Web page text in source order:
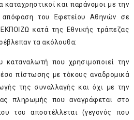
καταχρηστικοί και παράνομοι με την
απόφαση του Εφετείου Αθηνών σε
κατά της Εθνικής τράπεζας
τα ακόλουθα:
καταναλωτή που χρησιμοποιεί την
πίστωσης με τόκους αναδρομικά
της συναλλαγής και όχι με την
πληρωμής που αναγράφεται στο
του αποστέλλεται (γεγονός που